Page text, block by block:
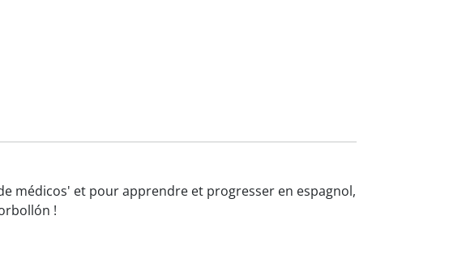
médicos' et pour apprendre et progresser en espagnol,
!